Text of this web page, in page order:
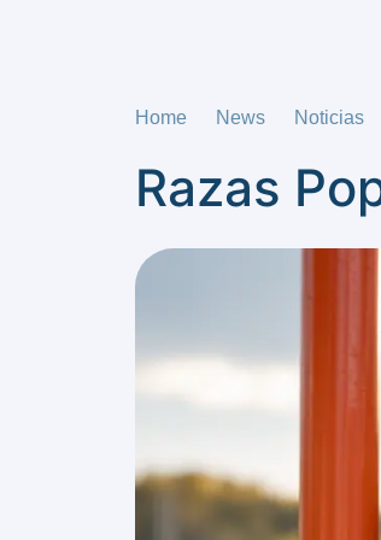
Home News Noticias
Razas